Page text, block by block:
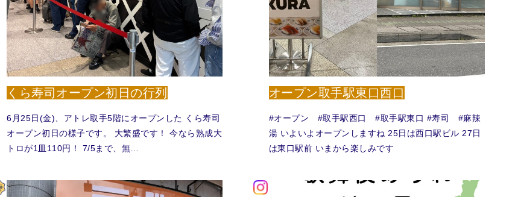
くら寿司オープン初日の行列
6月25日(金)、アトレ取手5階にオープンした くら寿司
オープン初日の様子です。 大繁盛です！ 今なら熟成大
トロが1皿110円！ 7/5まで、無…
オープン取手駅東口西口
#オープン #取手駅西口 #取手駅東口 #寿司 #麻辣
湯 いよいよオープンしますね 25日は西口駅ビル 27日
は東口駅前 いまから楽しみです